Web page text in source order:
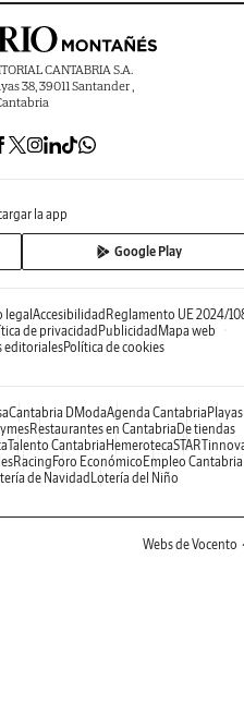
CANTABRIA S.A.
38, 39011 Santander ,
la app
Google Play
legalAccesibilidadReglamento UE 2024/
de privacidadPublicidadMapa web
editorialesPolítica de cookies
Cantabria DModaAgenda CantabriaPlayas
Restaurantes en CantabriaDe tiendas
Talento CantabriaHemeroteca
RacingForo EconómicoEmpleo Cantabria
de NavidadLotería del Niño
Webs de Vocento